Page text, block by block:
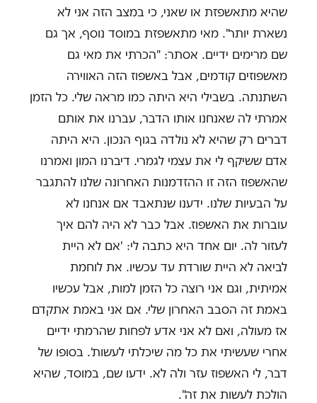
שהיא מתאשפזת או שאני, כי במצב הזה אני לא
נשארת יותר". מאי מתאשפזת במוסד נוסף, אך גם
שם מרימים ידיים. אסתר: "הכרתי את מאי גם
מאשפוזים קודמים, אבל באשפוז הזה האווירה
השתנתה. בשבילי היא היתה כמו מראה שלי. כל הזמן
אמרתי לה שאנחנו אותו הדבר, עברנו את אותם
דברים רק שהיא לא נולדה בגוף הנכון. היא היתה
אדם ששיקף לי את עצמי לגמרי. דיברנו המון ואמרנו
שהאשפוז הזה זו ההזדמנות האחרונה שלנו להתגבר
על הבעיות שלנו. ידענו שנתאבד אם אנחנו לא
עוברות את האשפוז. אבל כבר לא היה להם איך
לעזור לה. יום אחד היא כתבה לי: 'אם לא היית
לביאה לא היית שורדת עד עכשיו. את לוחמת
אמיתית, וגם אני רוצה כל הזמן למות, אבל עכשיו
באמת זה הסבב האחרון שלי. אם אני באמת אתקדם
אז מעולה, ואם לא אני אדע לפחות שהרמתי ידיים
אחרי שעשיתי את כל מה שיכלתי לעשות'. בסופו של
דבר, לי האשפוז עזר ולה לא. ידעו שם, במוסד, שהיא
הולכת לעשות את זה".